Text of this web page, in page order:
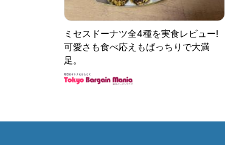
ミセスドーナツ全4種を実食レビュー!
可愛さも食べ応えもばっちりで大満
足。